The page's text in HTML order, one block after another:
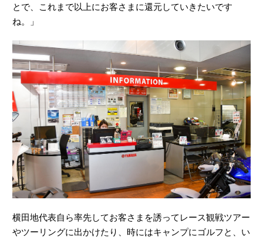
とで、これまで以上にお客さまに還元していきたいです
ね。」
横田地代表自ら率先してお客さまを誘ってレース観戦ツアー
やツーリングに出かけたり、時にはキャンプにゴルフと、い